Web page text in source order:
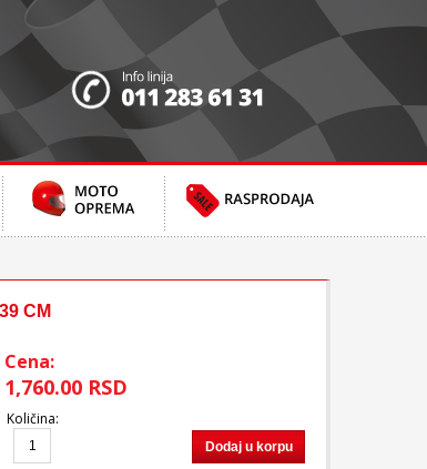
CM
Cena:
1,760.00 RSD
Količina:
Dodaj u korpu